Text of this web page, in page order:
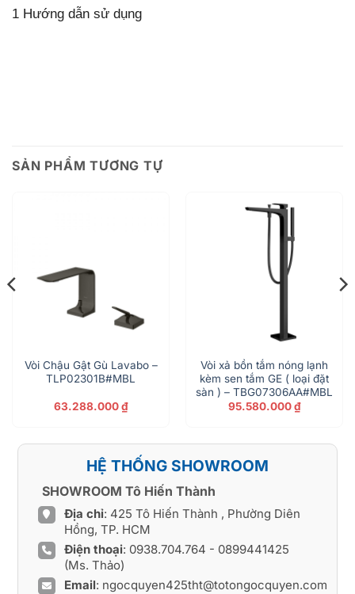
1 Hướng dẫn sử dụng
SẢN PHẨM TƯƠNG TỰ
Vòi Chậu Gật Gù Lavabo –
TLP02301B#MBL
63.288.000₫
Vòi xả bồn tắm nóng lạnh
kèm sen tắm GE ( loại đặt
sàn ) – TBG07306AA#MBL
95.580.000₫
HỆ THỐNG SHOWROOM
SHOWROOM Tô Hiến Thành
Địa chỉ: 425 Tô Hiến Thành , Phường Diên
Hồng, TP. HCM
Điện thoại: 0938.704.764 - 0899441425
(Ms. Thảo)
Email: ngocquyen425tht@totongocquyen.com